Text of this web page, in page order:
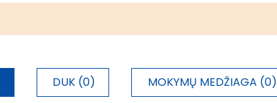
DUK (0) MOKYMŲ MEDŽIAGA (0)